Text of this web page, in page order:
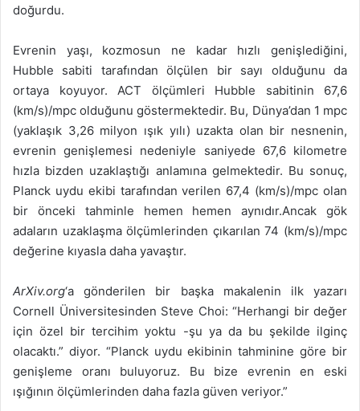
doğurdu.
Evrenin yaşı, kozmosun ne kadar hızlı genişlediğini,
Hubble sabiti tarafından ölçülen bir sayı olduğunu da
ortaya koyuyor. ACT ölçümleri Hubble sabitinin 67,6
(km/s)/mpc olduğunu göstermektedir. Bu, Dünya’dan 1 mpc
(yaklaşık 3,26 milyon ışık yılı) uzakta olan bir nesnenin,
evrenin genişlemesi nedeniyle saniyede 67,6 kilometre
hızla bizden uzaklaştığı anlamına gelmektedir. Bu sonuç,
Planck uydu ekibi tarafından verilen 67,4 (km/s)/mpc olan
bir önceki tahminle hemen hemen aynıdır.Ancak gök
adaların uzaklaşma ölçümlerinden çıkarılan 74 (km/s)/mpc
değerine kıyasla daha yavaştır.
ArXiv.org‘a gönderilen bir başka makalenin ilk yazarı
Cornell Üniversitesinden Steve Choi: “Herhangi bir değer
için özel bir tercihim yoktu -şu ya da bu şekilde ilginç
olacaktı.” diyor. “Planck uydu ekibinin tahminine göre bir
genişleme oranı buluyoruz. Bu bize evrenin en eski
ışığının ölçümlerinden daha fazla güven veriyor.”